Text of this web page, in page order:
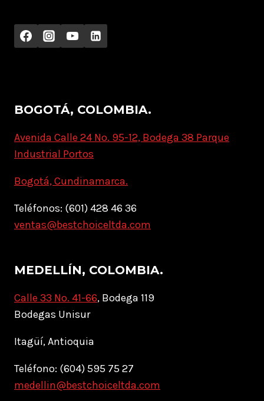
BOGOTÁ, COLOMBIA.
Avenida Calle 24 No. 95-12, Bodega 38 Parque
Industrial Portos
Bogotá, Cundinamarca.
Teléfonos: (601) 428 46 36
ventas@bestchoiceltda.com
MEDELLÍN, COLOMBIA.
Calle 33 No. 41-66, Bodega 119
Bodegas Unisur
Itagüí, Antioquia
Teléfono: (604) 595 75 27
medellin@bestchoiceltda.com